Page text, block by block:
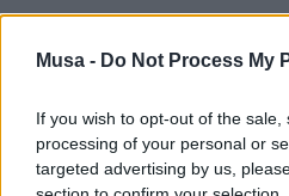
Musa - Do Not Process My
If you wish to opt-out of the
processing of your personal or
targeted advertising by us,
Il 20 novembre dopo la
empowerment femminile